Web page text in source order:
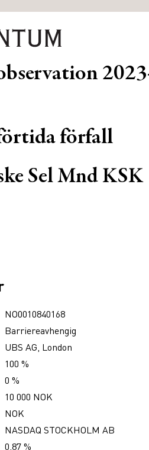
förfall
Sel Mnd KSK
NO0010840168
Barriereavhengig
UBS AG, London
100 %
0 %
10 000 NOK
NOK
NASDAQ STOCKHOLM AB
0,87 %